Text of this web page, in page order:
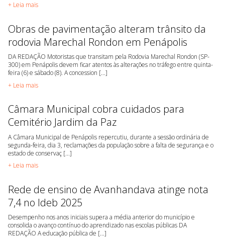
+ Leia mais
Obras de pavimentação alteram trânsito da
rodovia Marechal Rondon em Penápolis
DA REDAÇÃO Motoristas que transitam pela Rodovia Marechal Rondon (SP-
300) em Penápolis devem ficar atentos às alterações no tráfego entre quinta-
feira (6) e sábado (8). A concession [...]
+ Leia mais
Câmara Municipal cobra cuidados para
Cemitério Jardim da Paz
A Câmara Municipal de Penápolis repercutiu, durante a sessão ordinária de
segunda-feira, dia 3, reclamações da população sobre a falta de segurança e o
estado de conservaç [...]
+ Leia mais
Rede de ensino de Avanhandava atinge nota
7,4 no Ideb 2025
Desempenho nos anos iniciais supera a média anterior do município e
consolida o avanço contínuo do aprendizado nas escolas públicas DA
REDAÇÃO A educação pública de [...]